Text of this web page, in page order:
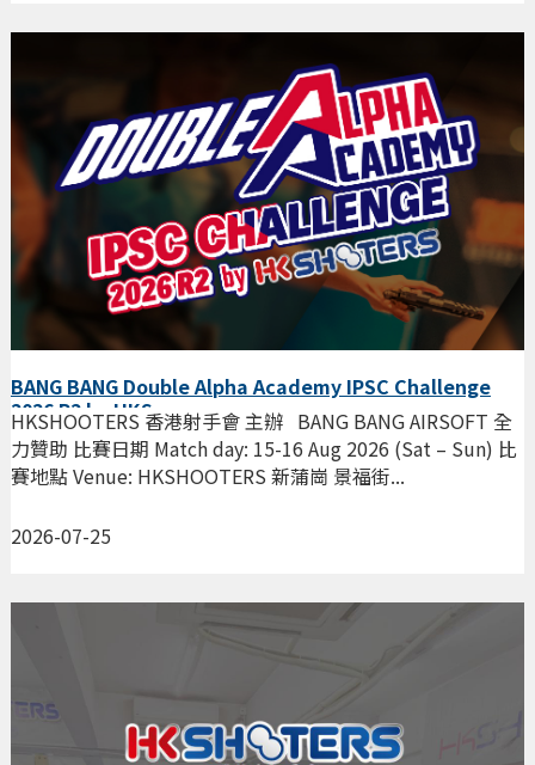
BANG BANG Double Alpha Academy IPSC Challenge
2026 R2 by HKS
2026-07-25
HKSHOOTERS 香港射手會 主辦 BANG BANG AIRSOFT 全
力贊助 比賽日期 Match day: 15-16 Aug 2026 (Sat – Sun) 比
賽地點 Venue: HKSHOOTERS 新蒲崗 景福街...